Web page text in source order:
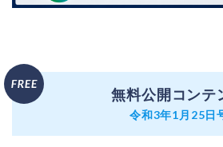
無料公開コンテ
令和3年1月25日